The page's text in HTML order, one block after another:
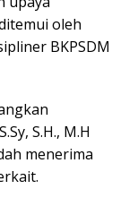
oleh
BKPSDM
S.H., M.H
menerima